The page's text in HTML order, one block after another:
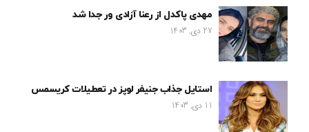
مهدی پاکدل از رعنا آزادی ور جدا شد
27 دی, 1403
استایل جذاب جنیفر لوپز در تعطیلات کریسمس
11 دی, 1403